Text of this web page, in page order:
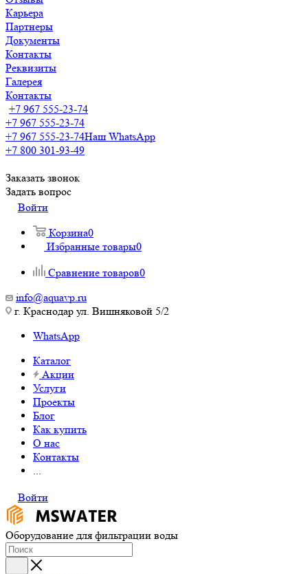
Карьера
Партнеры
Документы
Контакты
Реквизиты
Галерея
Контакты
+7 967 555-23-74
+7 967 555-23-74
+7 967 555-23-74Наш WhatsApp
+7 800 301-93-49
Заказать звонок
Задать вопрос
Войти
Корзина0
Избранные товары0
Сравнение товаров0
info@aquavp.ru
г. Краснодар ул. Вишняковой 5/2
WhatsApp
Каталог
Акции
Услуги
Проекты
Блог
Как купить
О нас
Контакты
...
Войти
Оборудование для фильтрации воды